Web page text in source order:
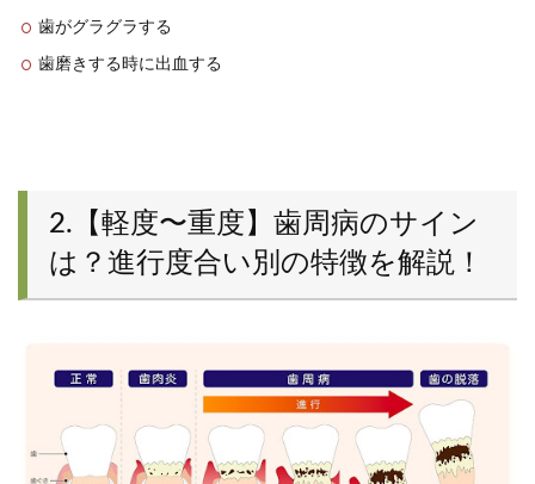
歯がグラグラする
歯磨きする時に出血する
2.【軽度〜重度】歯周病のサイン
は？進行度合い別の特徴を解説！